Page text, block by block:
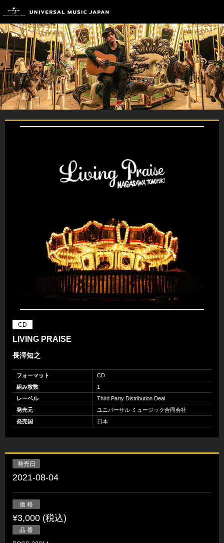
CD
LIVING PRAISE
長澤知之
フォーマット
CD
組み枚数
1
レーベル
Third Party Distribution Deal
発売元
ユニバーサル ミュージック合同会社
発売国
日本
発売日
2021-08-04
価 格
¥3,000 (税込)
品 番